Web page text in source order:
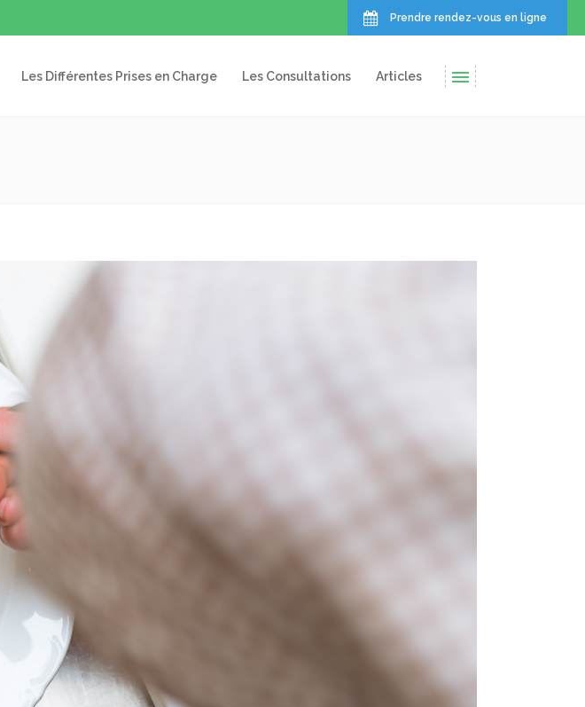
Prendre rendez-vous en ligne
Les Différentes Prises en Charge Les Consultations Articles